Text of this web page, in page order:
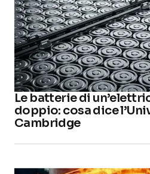
Le batterie di
doppio: cosa dice
Cambridge